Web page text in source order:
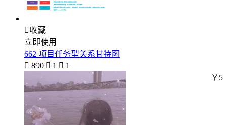
收藏
立即使用
662 项目任务型关系甘特图
 890  1  1
￥5